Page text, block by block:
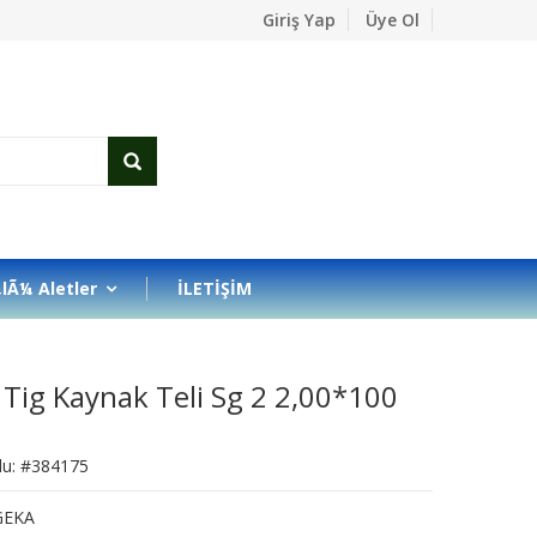
Giriş Yap Üye Ol
Aletler İLETİŞİM
Kaynak Teli Sg 2 2,00*100
#384175